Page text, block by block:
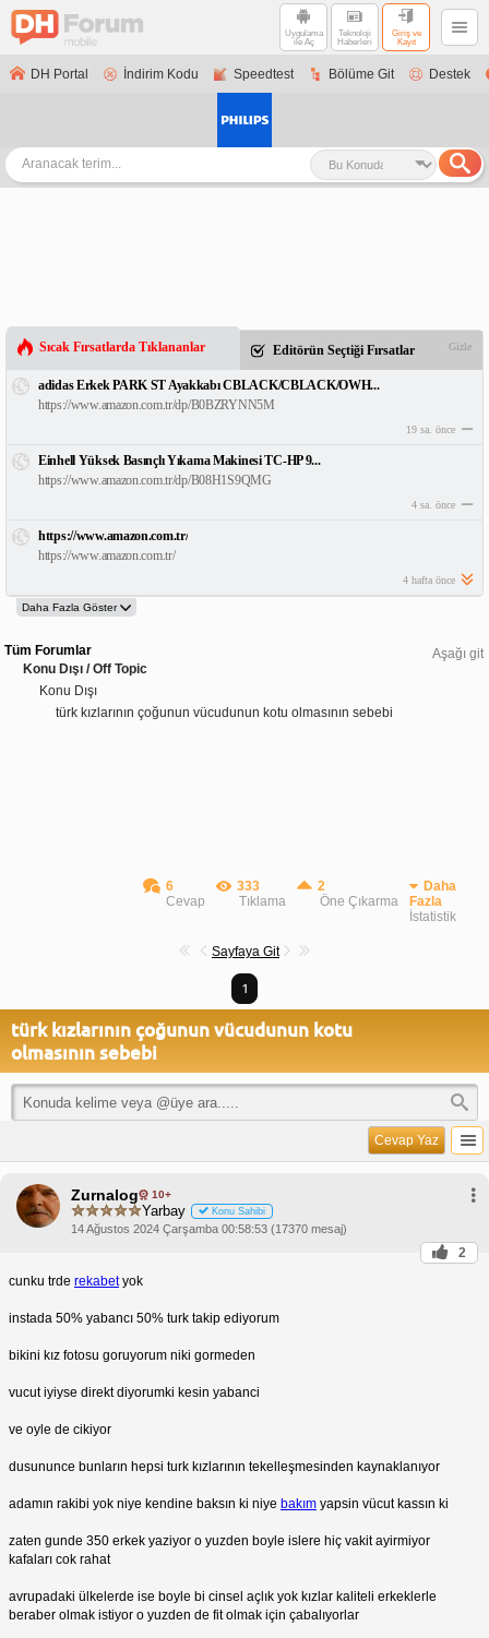
Uygulama
ile Aç
Teknoloji
Haberleri
Giriş ve
Kayıt
DH Portal İndirim Kodu Speedtest Bölüme Git Destek
Sıcak Fırsatlarda Tıklananlar Editörün Seçtiği Fırsatlar Gizle
adidas Erkek PARK ST Ayakkabı CBLACK/CBLACK/OWH...
https://www.amazon.com.tr/dp/B0BZRYNN5M
19 sa. önce
Einhell Yüksek Basınçlı Yıkama Makinesi TC-HP 9...
https://www.amazon.com.tr/dp/B08H1S9QMG
4 sa. önce
https://www.amazon.com.tr/
https://www.amazon.com.tr/
4 hafta önce
Aşağı git
Tüm Forumlar
Konu Dışı / Off Topic
Konu Dışı
türk kızlarının çoğunun vücudunun kotu olmasının sebebi
6
Cevap
333
Tıklama
2
Öne Çıkarma
Daha
Fazla
İstatistik
Sayfaya Git
1
türk kızlarının çoğunun vücudunun kotu
olmasının sebebi
Cevap Yaz
Zurnalog 10+
Yarbay Konu Sahibi
14 Ağustos 2024 Çarşamba 00:58:53 (17370 mesaj)
2
cunku trde rekabetyok
instada 50% yabancı 50% turk takip ediyorum
bikini kız fotosu goruyorum niki gormeden
vucut iyiyse direkt diyorumki kesin yabanci
ve oyle de cikiyor
dusununce bunların hepsi turk kızlarının tekelleşmesinden kaynaklanıyor
adamın rakibi yok niye kendine baksın ki niye bakım yapsin vücut kassın ki
zaten gunde 350 erkek yaziyor o yuzden boyle islere hiç vakit ayirmiyor
kafaları cok rahat
avrupadaki ülkelerde ise boyle bi cinsel açlık yok kızlar kaliteli erkeklerle
beraber olmak istiyor o yuzden de fit olmak için çabalıyorlar